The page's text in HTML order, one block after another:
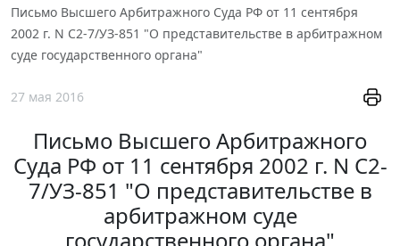
Письмо Высшего Арбитражного Суда РФ от 11 сентября
2002 г. N С2-7/УЗ-851 "О представительстве в арбитражном
суде государственного органа"
27 мая 2016
Письмо Высшего Арбитражного
Суда РФ от 11 сентября 2002 г. N С2-
7/УЗ-851 "О представительстве в
арбитражном суде